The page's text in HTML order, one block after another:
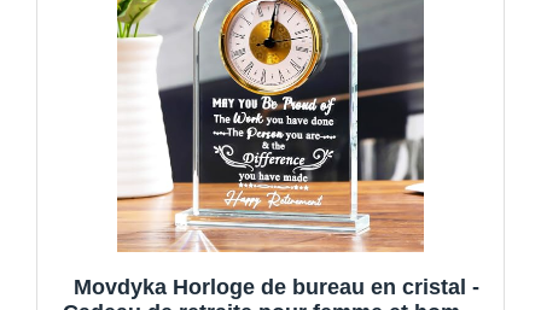
Movdyka Horloge de bureau en cristal -